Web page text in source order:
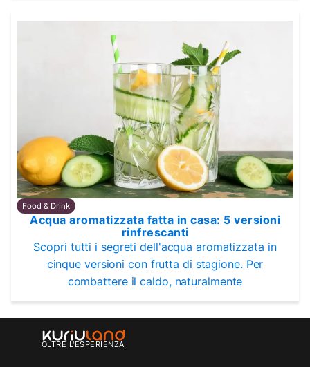
Food & Drink
Acqua aromatizzata fatta in casa: 5 versioni
rinfrescanti
Scopri tutti i segreti dell'acqua aromatizzata in
cinque versioni con frutta di stagione. Per
combattere il caldo, naturalmente
OLTRE L'ESPERIENZA